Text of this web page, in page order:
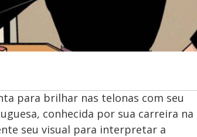
para brilhar nas telonas com seu
conhecida por sua carreira na
seu visual para interpretar a